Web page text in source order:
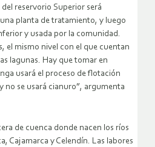
reservorio Superior será
planta de tratamiento, y luego
y usada por la comunidad.
el mismo nivel con el que cuentan
lagunas. Hay que tomar en
usará el proceso de flotación
no se usará cianuro”, argumenta
de cuenca donde nacen los ríos
Cajamarca y Celendín. Las labores